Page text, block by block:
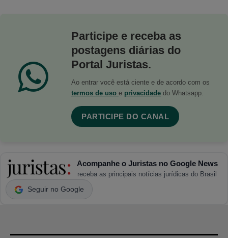
Participe e receba as
postagens diárias do
Portal Juristas.
Ao entrar você está ciente e de acordo com os
termos de uso e privacidade do Whatsapp.
PARTICIPE DO CANAL
Acompanhe o Juristas no Google News
receba as principais notícias jurídicas do Brasil
Seguir no Google